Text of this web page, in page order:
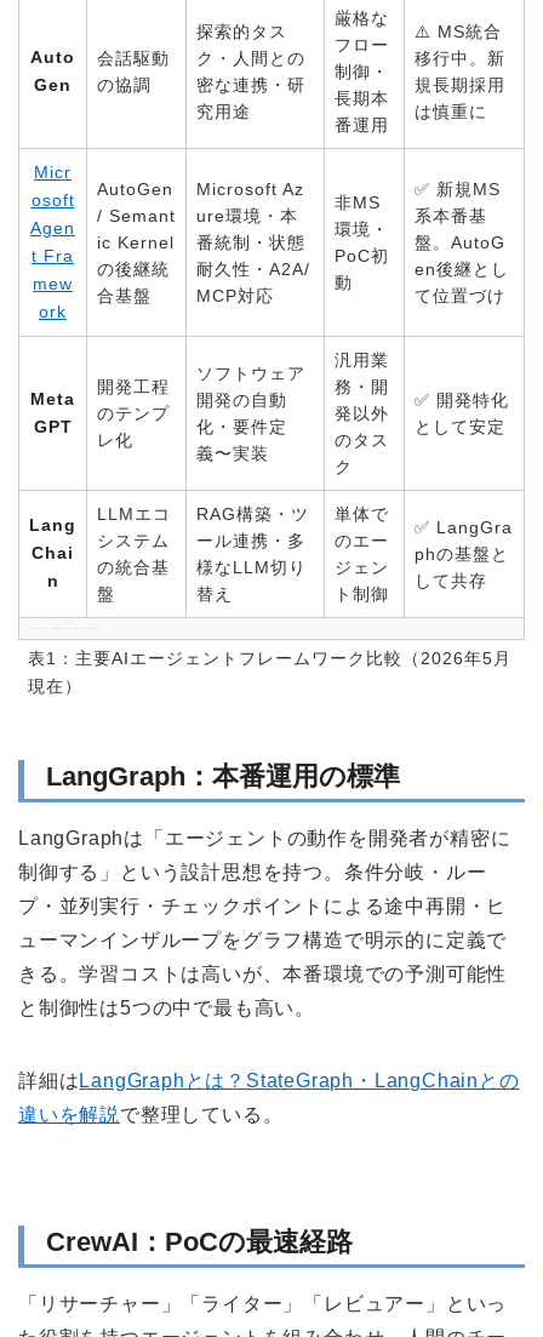
表1：主要AIエージェントフレームワーク比較（2026年5月
現在）
Auto
Gen
会話駆動
の協調
探索的タス
ク・人間との
密な連携・研
究用途
厳格な
フロー
制御・
長期本
番運用
⚠️ MS統合
移行中。新
規長期採用
は慎重に
Micr
osoft
Agen
t Fra
mew
ork
AutoGen
/ Semant
ic Kernel
の後継統
合基盤
Microsoft Az
ure環境・本
番統制・状態
耐久性・A2A/
MCP対応
非MS
環境・
PoC初
動
✅ 新規MS
系本番基
盤。AutoG
en後継とし
て位置づけ
Meta
GPT
開発工程
のテンプ
レ化
ソフトウェア
開発の自動
化・要件定
義〜実装
汎用業
務・開
発以外
のタス
ク
✅ 開発特化
として安定
Lang
Chai
n
LLMエコ
システム
の統合基
盤
RAG構築・ツ
ール連携・多
様なLLM切り
替え
単体で
のエー
ジェン
ト制御
✅ LangGra
phの基盤と
して共存
LangGraph：本番運用の標準
LangGraphは「エージェントの動作を開発者が精密に
制御する」という設計思想を持つ。条件分岐・ルー
プ・並列実行・チェックポイントによる途中再開・ヒ
ューマンインザループをグラフ構造で明示的に定義で
きる。学習コストは高いが、本番環境での予測可能性
と制御性は5つの中で最も高い。
詳細は LangGraphとは？StateGraph・LangChainとの
違いを解説 で整理している。
CrewAI：PoCの最速経路
「リサーチャー」「ライター」「レビュアー」といっ